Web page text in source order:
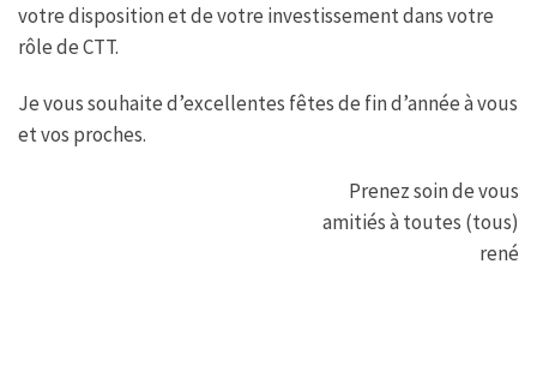
votre disposition et de votre investissement dans votre
rôle de CTT.
Je vous souhaite d’excellentes fêtes de fin d’année à vous
et vos proches.
Prenez soin de vous
amitiés à toutes (tous)
rené